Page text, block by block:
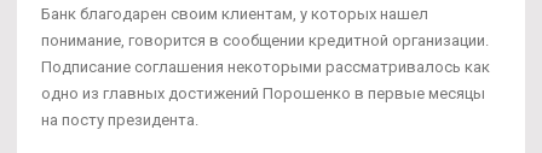
Банк благодарен своим клиентам, у которых нашел
понимание, говорится в сообщении кредитной организации.
Подписание соглашения некоторыми рассматривалось как
одно из главных достижений Порошенко в первые месяцы
на посту президента.